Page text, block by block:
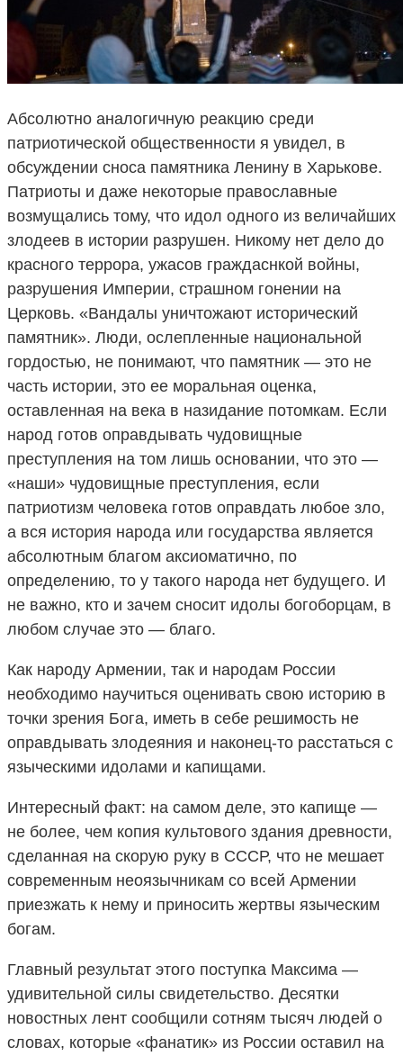
Абсолютно аналогичную реакцию среди
патриотической общественности я увидел, в
обсуждении сноса памятника Ленину в Харькове.
Патриоты и даже некоторые православные
возмущались тому, что идол одного из величайших
злодеев в истории разрушен. Никому нет дело до
красного террора, ужасов граждаснкой войны,
разрушения Империи, страшном гонении на
Церковь. «Вандалы уничтожают исторический
памятник». Люди, ослепленные национальной
гордостью, не понимают, что памятник — это не
часть истории, это ее моральная оценка,
оставленная на века в назидание потомкам. Если
народ готов оправдывать чудовищные
преступления на том лишь основании, что это —
«наши» чудовищные преступления, если
патриотизм человека готов оправдать любое зло,
а вся история народа или государства является
абсолютным благом аксиоматично, по
определению, то у такого народа нет будущего. И
не важно, кто и зачем сносит идолы богоборцам, в
любом случае это — благо.
Как народу Армении, так и народам России
необходимо научиться оценивать свою историю в
точки зрения Бога, иметь в себе решимость не
оправдывать злодеяния и наконец-то расстаться с
языческими идолами и капищами.
Интересный факт: на самом деле, это капище —
не более, чем копия культового здания древности,
сделанная на скорую руку в СССР, что не мешает
современным неоязычникам со всей Армении
приезжать к нему и приносить жертвы языческим
богам.
Главный результат этого поступка Максима —
удивительной силы свидетельство. Десятки
новостных лент сообщили сотням тысяч людей о
словах, которые «фанатик» из России оставил на